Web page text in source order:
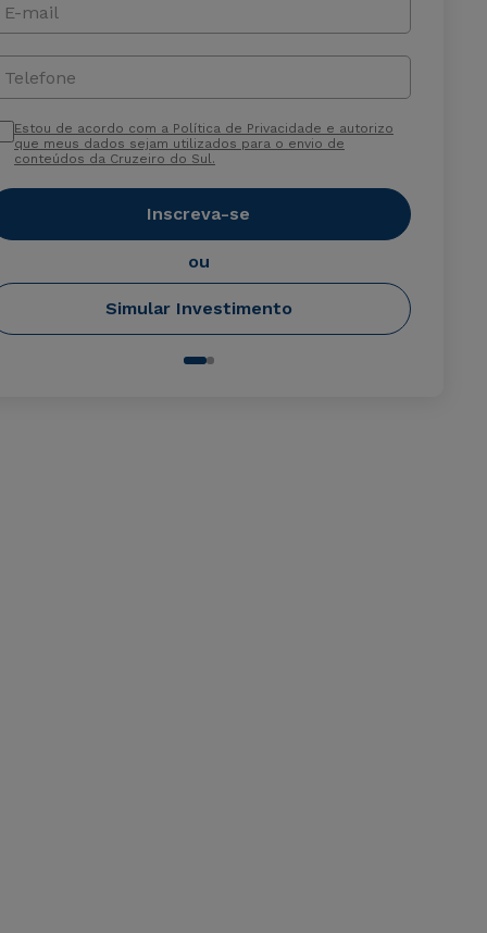
E-mail
Telefone
Estou de acordo com a Política de Privacidade e autorizo
que meus dados sejam utilizados para o envio de
conteúdos da Cruzeiro do Sul.
Inscreva-se
ou
Simular Investimento